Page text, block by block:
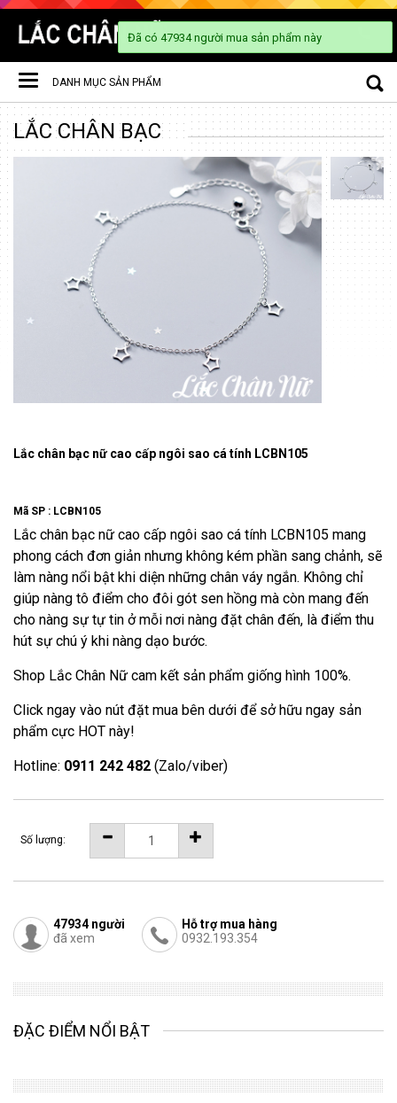
Toggle
navigation
DANH MỤC SẢN PHẨM
LẮC CHÂN BẠC
Lắc chân bạc nữ cao cấp ngôi sao cá tính LCBN105
Mã SP : LCBN105
Lắc chân bạc nữ cao cấp ngôi sao cá tính LCBN105 mang
phong cách đơn giản nhưng không kém phần sang chảnh, sẽ
làm nàng nổi bật khi diện những chân váy ngắn. Không chỉ
giúp nàng tô điểm cho đôi gót sen hồng mà còn mang đến
cho nàng sự tự tin ở mỗi nơi nàng đặt chân đến, là điểm thu
hút sự chú ý khi nàng dạo bước.
Shop Lắc Chân Nữ cam kết sản phẩm giống hình 100%.
Click ngay vào nút đặt mua bên dưới để sở hữu ngay sản
phẩm cực HOT này!
Hotline: 0911 242 482 (Zalo/viber)
Số lượng:
47934người
đã xem
Hỗ trợ mua hàng
0932.193.354
ĐẶC ĐIỂM NỔI BẬT